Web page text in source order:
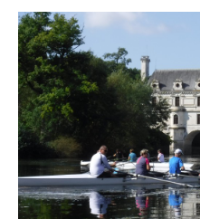
l’Aviron
Description du
Le jargon
Le matériel
Les bateaux
Nos activités